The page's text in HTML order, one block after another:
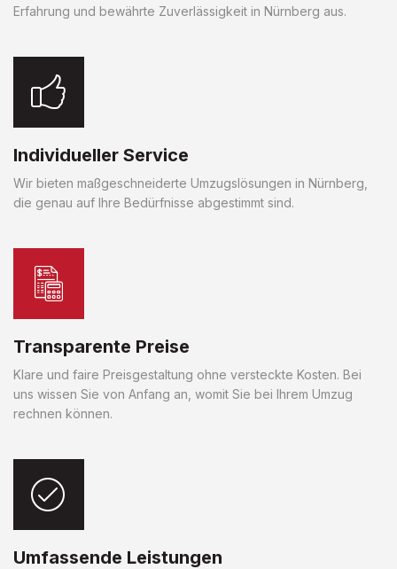
Erfahrung und bewährte Zuverlässigkeit in Nürnberg aus.
Individueller Service
Wir bieten maßgeschneiderte Umzugslösungen in Nürnberg,
die genau auf Ihre Bedürfnisse abgestimmt sind.
Transparente Preise
Klare und faire Preisgestaltung ohne versteckte Kosten. Bei
uns wissen Sie von Anfang an, womit Sie bei Ihrem Umzug
rechnen können.
Umfassende Leistungen